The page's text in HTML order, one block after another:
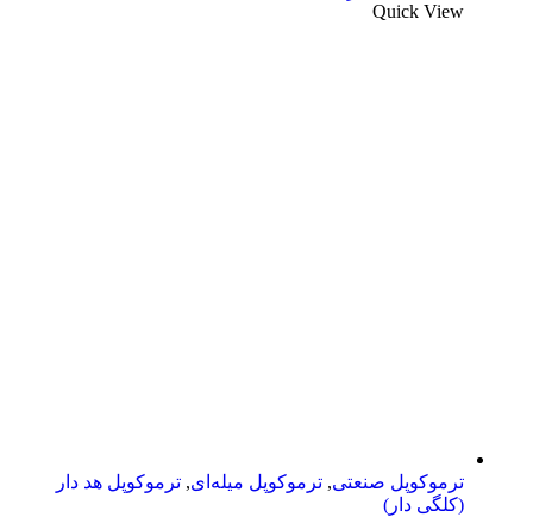
Quick View
ترموکوپل صنعتی, ترموکوپل میله‌ای, ترموکوپل هد دار
(کلگی دار)